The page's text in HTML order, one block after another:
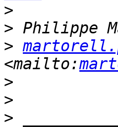
>
>
>
<mailto:
>
>
>